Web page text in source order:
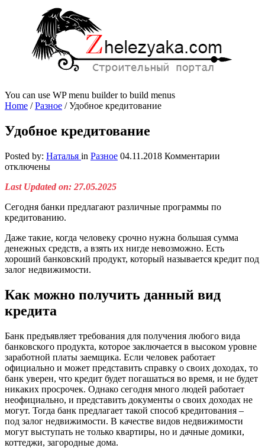
You can use WP menu builder to build menus
Home /Разное /Удобное кредитование
Удобное кредитование
Posted by: Наталья in Разное 04.11.2018 Комментарии
отключены
Last Updated on: 27.05.2025
Сегодня банки предлагают различные программы по
кредитованию.
Даже такие, когда человеку срочно нужна большая сумма
денежных средств, а взять их нигде невозможно. Есть
хороший банковский продукт, который называется кредит под
залог недвижимости.
Как можно получить данный вид
кредита
Банк предъявляет требования для получения любого вида
банковского продукта, которое заключается в высоком уровне
заработной платы заемщика. Если человек работает
официально и может представить справку о своих доходах, то
банк уверен, что кредит будет погашаться во время, и не будет
никаких просрочек. Однако сегодня много людей работает
неофициально, и представить документы о своих доходах не
могут. Тогда банк предлагает такой способ кредитования –
под залог недвижимости. В качестве видов недвижимости
могут выступать не только квартиры, но и дачные домики,
коттеджи, загородные дома.